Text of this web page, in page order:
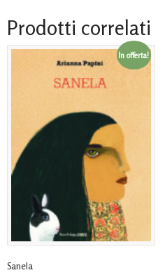
Prodotti correlati
In offerta!
Sanela